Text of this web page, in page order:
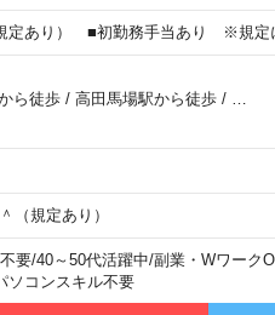
定あり） ■初勤務手当あり ※規定
ら徒歩/ 高田馬場駅から徒歩/
規定あり）
要/40～50代活躍中/副業・Wワーク
ソコンスキル不要